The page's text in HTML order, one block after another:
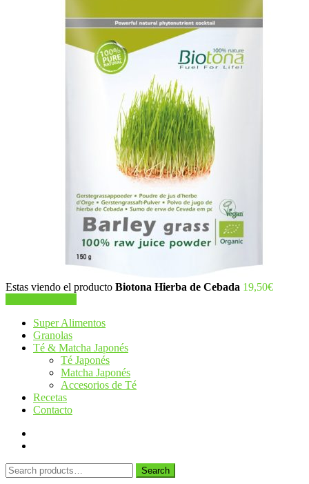
Estas viendo el producto Biotona Hierba de Cebada 19,50€
Super Alimentos
Granolas
Té & Matcha Japonés
Té Japonés
Matcha Japonés
Accesorios de Té
Recetas
Contacto
Search
for:
Search